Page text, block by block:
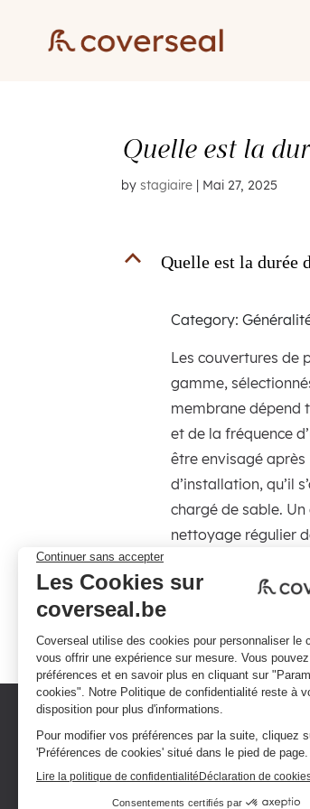
Quelle est la
bystagiaire | Mai 27, 2025
B Quelle est la durée
Category:
Les couvertures de
gamme,
membrane dépend
et de la fréquence
être envisagé après
d’installation, qu’il
chargé de sable.
nettoyage régulier
effet accélérer
même.